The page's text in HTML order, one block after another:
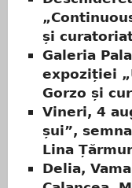
și
Galeria
expoziției
Gorzo și
Vineri, 4
șui”,
Lina
Delia,